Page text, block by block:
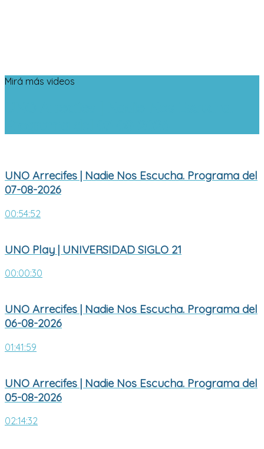
Mirá más videos
UNO Arrecifes | Nadie Nos Escucha. Programa del
07-08-2026
00:54:52
UNO Play | UNIVERSIDAD SIGLO 21
00:00:30
UNO Arrecifes | Nadie Nos Escucha. Programa del
06-08-2026
01:41:59
UNO Arrecifes | Nadie Nos Escucha. Programa del
05-08-2026
02:14:32